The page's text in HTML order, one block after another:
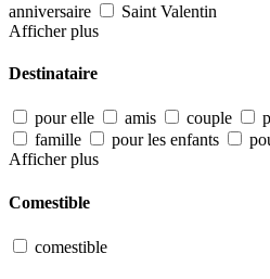
anniversaire
Saint Valentin
Afficher plus
Destinataire
pour elle amis couple
famille
pour les enfants
Afficher plus
Comestible
comestible